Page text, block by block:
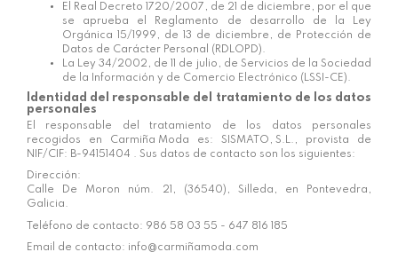
El Real Decreto 1720/2007, de 21 de diciembre, por el que
se aprueba el Reglamento de desarrollo de la Ley
Orgánica 15/1999, de 13 de diciembre, de Protección de
Datos de Carácter Personal (RDLOPD).
La Ley 34/2002, de 11 de julio, de Servicios de la Sociedad
de la Información y de Comercio Electrónico (LSSI-CE).
Identidad del responsable del tratamiento de los datos
personales
El responsable del tratamiento de los datos personales
recogidos en Carmiña Moda es: SISMATO, S.L. , provista de
NIF/CIF: B-94151404 . Sus datos de contacto son los siguientes:
Dirección:
Calle De Moron núm. 21, (36540), Silleda, en Pontevedra,
Galicia.
Teléfono de contacto: 986 58 03 55 - 647 816 185
Email de contacto: info@carmiñamoda.com